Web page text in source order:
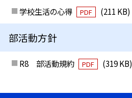
学校生活の心得 PDF (211 KB)
部活動方針
R8 部活動規約 PDF (319 KB)